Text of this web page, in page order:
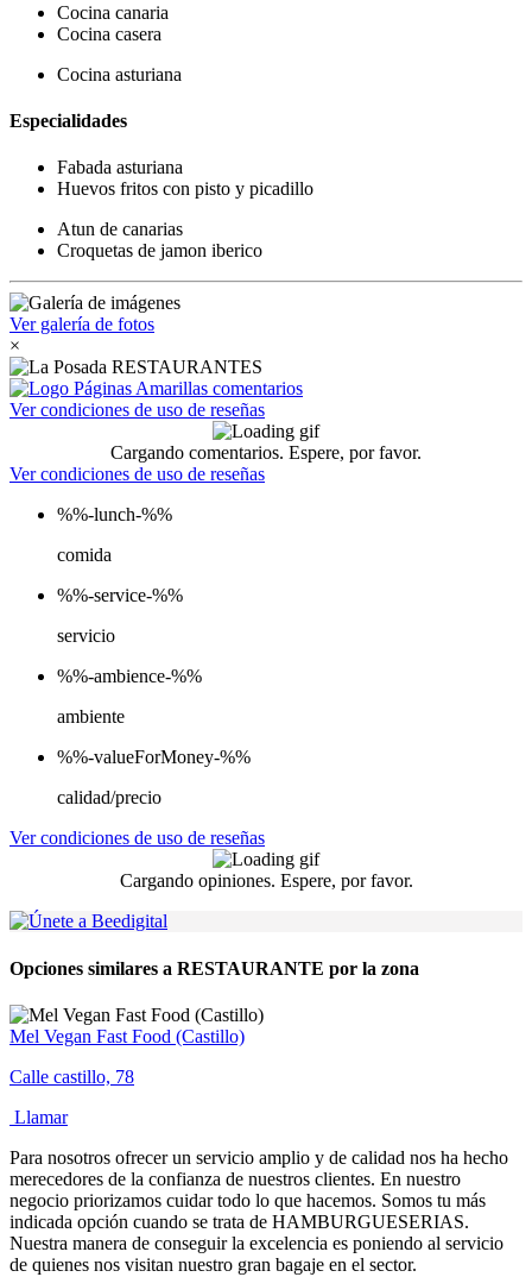
Cocina canaria
Cocina casera
Cocina asturiana
Especialidades
Fabada asturiana
Huevos fritos con pisto y picadillo
Atun de canarias
Croquetas de jamon iberico
Ver galería de fotos
×
Ver condiciones de uso de reseñas
Cargando comentarios. Espere, por favor.
Ver condiciones de uso de reseñas
%%-lunch-%%
comida
%%-service-%%
servicio
%%-ambience-%%
ambiente
%%-valueForMoney-%%
calidad/precio
Ver condiciones de uso de reseñas
Cargando opiniones. Espere, por favor.
Opciones similares a RESTAURANTE por la zona
Mel Vegan Fast Food (Castillo)
Calle castillo, 78
Llamar
Para nosotros ofrecer un servicio amplio y de calidad nos ha hecho
merecedores de la confianza de nuestros clientes. En nuestro
negocio priorizamos cuidar todo lo que hacemos. Somos tu más
indicada opción cuando se trata de HAMBURGUESERIAS.
Nuestra manera de conseguir la excelencia es poniendo al servicio
de quienes nos visitan nuestro gran bagaje en el sector.